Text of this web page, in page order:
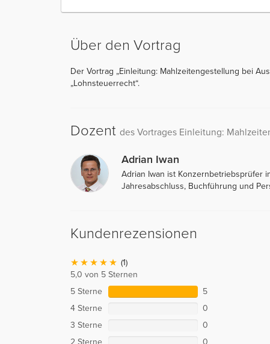
Über den Vortrag
Der Vortrag „Einleitung: Mahlzeitengestellung bei
„Lohnsteuerrecht“.
Dozent des Vortrages Einleitung:
Adrian Iwan
Adrian Iwan ist Konzernbetriebsprüfer
Jahresabschluss, Buchführung und
Kundenrezensionen
(1)
5,0 von 5 Sternen
5 Sterne
5
4 Sterne
0
3 Sterne
0
2 Sterne
0